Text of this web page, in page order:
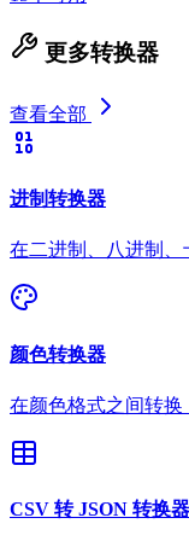
更多转换器
查看全部
进制转换器
在二进制、八进制
颜色转换器
在颜色格式之间转
CSV 转 JSON 转换器